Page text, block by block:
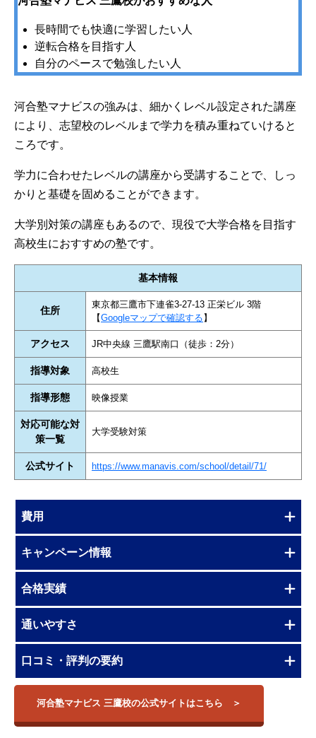
長時間でも快適に学習したい人
逆転合格を目指す人
自分のペースで勉強したい人
河合塾マナビスの強みは、細かくレベル設定された講座
により、志望校のレベルまで学力を積み重ねていけると
ころです。
学力に合わせたレベルの講座から受講することで、しっ
かりと基礎を固めることができます。
大学別対策の講座もあるので、現役で大学合格を目指す
高校生におすすめの塾です。
基本情報
住所
東京都三鷹市下連雀3-27-13 正栄ビル 3階
【Googleマップで確認する】
アクセス JR中央線 三鷹駅南口（徒歩：2分）
指導対象 高校生
指導形態 映像授業
対応可能な対
策一覧
大学受験対策
公式サイト https://www.manavis.com/school/detail/71/
費用
キャンペーン情報
合格実績
通いやすさ
口コミ・評判の要約
河合塾マナビス 三鷹校の公式サイトはこちら